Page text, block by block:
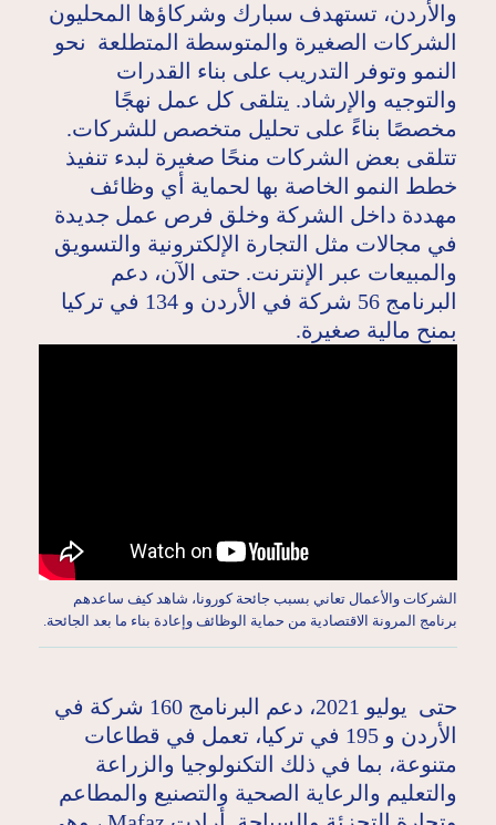
والأردن، تستهدف سبارك وشركاؤها المحليون
الشركات الصغيرة والمتوسطة المتطلعة نحو
النمو وتوفر التدريب على بناء القدرات
والتوجيه والإرشاد. يتلقى كل عمل نهجًا
مخصصًا بناءً على تحليل متخصص للشركات.
تتلقى بعض الشركات منحًا صغيرة لبدء تنفيذ
خطط النمو الخاصة بها لحماية أي وظائف
مهددة داخل الشركة وخلق فرص عمل جديدة
في مجالات مثل التجارة الإلكترونية والتسويق
والمبيعات عبر الإنترنت. حتى الآن، دعم
البرنامج 56 شركة في الأردن و 134 في تركيا
بمنح مالية صغيرة.
الشركات والأعمال تعاني بسبب جائحة كورونا، شاهد كيف ساعدهم
برنامج المرونة الاقتصادية من حماية الوظائف وإعادة بناء ما بعد الجائحة.
حتى يوليو 2021، دعم البرنامج 160 شركة في
الأردن و 195 في تركيا، تعمل في قطاعات
متنوعة، بما في ذلك التكنولوجيا والزراعة
والتعليم والرعاية الصحية والتصنيع والمطاعم